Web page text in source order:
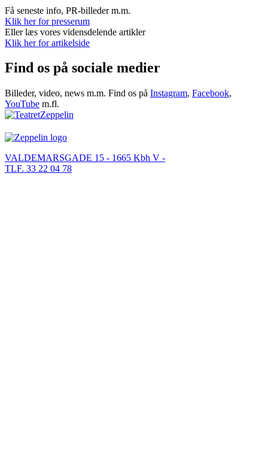
Få seneste info, PR-billeder m.m.
Klik her for presserum
Eller læs vores vidensdelende artikler
Klik her for artikelside
Find os på sociale medier
Billeder, video, news m.m. Find os på Instagram, Facebook,
YouTube m.fl.
VALDEMARSGADE 15 - 1665 Kbh V -
TLF. 33 22 04 78